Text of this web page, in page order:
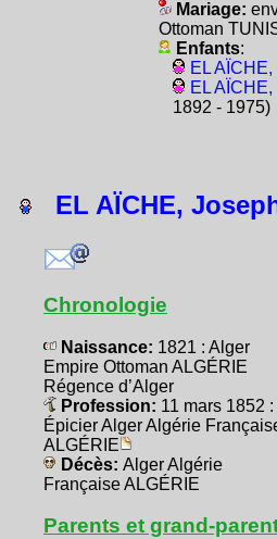
Mariage:
Ottoman
Enfants:
EL
EL
1892 - 1975)
EL AÏCHE,
Chronologie
Naissance: 1821 : Alger
Empire Ottoman ALGÉRIE
Régence d’Alger
Profession: 11 mars 1852 :
Épicier Alger Algérie
ALGÉRIE
Décès: Alger Algérie
Française ALGÉRIE
Parents et grand-